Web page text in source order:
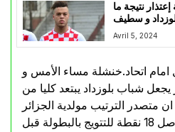
نتيجة ما
و سطيف
Avril 5, 2024
اتحاد.خنشلة مساء الأمس و
شباب بلوزداد يبتعد كليا من
متصدر الترتيب مولدية الجزائر
مطالبة ب 9 نقاط من اصل 18 نقطة للتتويج بالبطولة قبل